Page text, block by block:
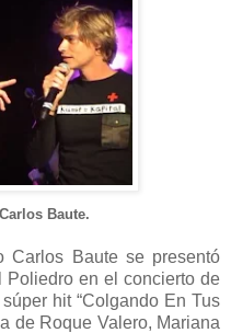
Baute.
Carlos Baute se presentó
en el concierto de
hit “Colgando En Tus
de Roque Valero, Mariana